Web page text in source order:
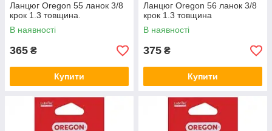
Ланцюг Oregon 55 ланок 3/8
крок 1.3 товщина.
В наявності
365 ₴
Купити
Ланцюг Oregon 56 ланок 3/8
крок 1.3 товщина
В наявності
375 ₴
Купити